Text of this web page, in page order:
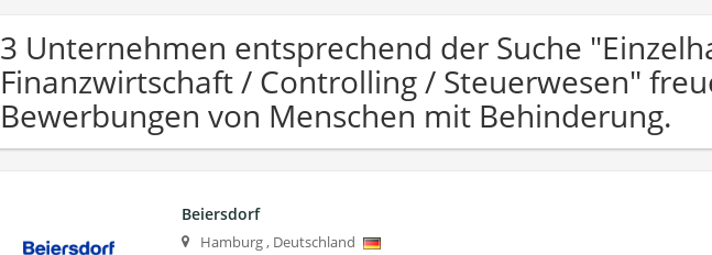
3 Unternehmen entsprechend der Suche
Finanzwirtschaft / Controlling / Steuerwesen"
Bewerbungen von Menschen mit Behinderung.
Beiersdorf
Hamburg, Deutschland